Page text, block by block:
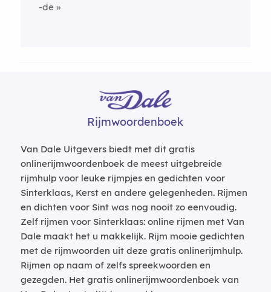
-de
Rijmwoordenboek
Van Dale Uitgevers biedt met dit gratis
onlinerijmwoordenboek de meest uitgebreide
rijmhulp voor leuke rijmpjes en gedichten voor
Sinterklaas, Kerst en andere gelegenheden. Rijmen
en dichten voor Sint was nog nooit zo eenvoudig.
Zelf rijmen voor Sinterklaas: online rijmen met Van
Dale maakt het u makkelijk. Rijm mooie gedichten
met de rijmwoorden uit deze gratis onlinerijmhulp.
Rijmen op naam of zelfs spreekwoorden en
gezegden. Het gratis onlinerijmwoordenboek van